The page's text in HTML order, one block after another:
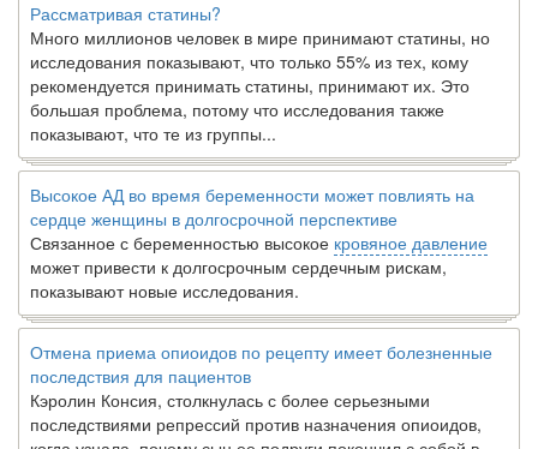
Рассматривая статины?
Много миллионов человек в мире принимают статины, но
исследования показывают, что только 55% из тех, кому
рекомендуется принимать статины, принимают их. Это
большая проблема, потому что исследования также
показывают, что те из группы...
Высокое АД во время беременности может повлиять на
сердце женщины в долгосрочной перспективе
Связанное с беременностью высокое кровяное давление
может привести к долгосрочным сердечным рискам,
показывают новые исследования.
Отмена приема опиоидов по рецепту имеет болезненные
последствия для пациентов
Кэролин Консия, столкнулась с более серьезными
последствиями репрессий против назначения опиоидов,